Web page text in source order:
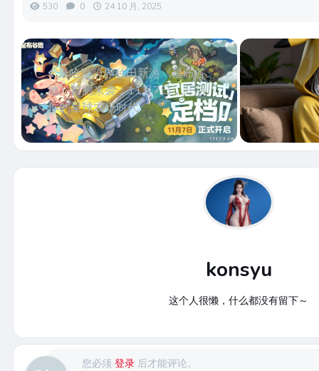
530 0 24 10 月, 2025
米哈游跨界种田新游《星布谷
地》首测来袭：11月7日，开启
你的星球农场时代
konsyu
这个人很懒，什么都没有留下～
您必须登录 后才能评论。